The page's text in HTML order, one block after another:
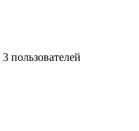
3 пользователей